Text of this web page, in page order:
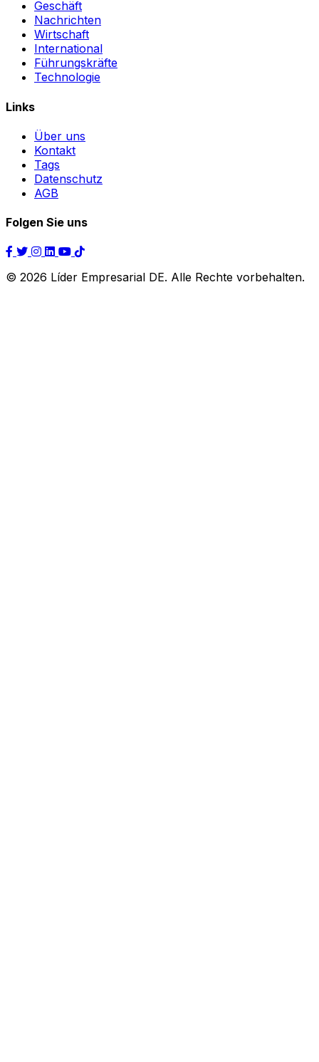
Geschäft
Nachrichten
Wirtschaft
International
Führungskräfte
Technologie
Links
Über uns
Kontakt
Tags
Datenschutz
AGB
Folgen Sie uns
© 2026 Líder Empresarial DE. Alle Rechte vorbehalten.